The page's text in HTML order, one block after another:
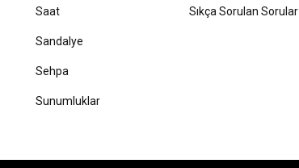
Saat
Sandalye
Sehpa
Sunumluklar
Sıkça Sorulan Sorular